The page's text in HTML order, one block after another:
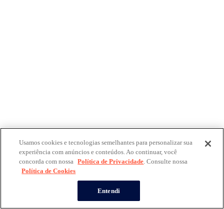
Usamos cookies e tecnologias semelhantes para personalizar sua
experiência com anúncios e conteúdos. Ao continuar, você
concorda com nossa Política de Privacidade. Consulte nossa
Política de Cookies
Entendi